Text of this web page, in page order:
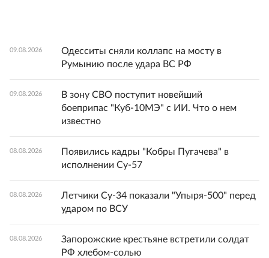
09.08.2026
Одесситы сняли коллапс на мосту в
Румынию после удара ВС РФ
09.08.2026
В зону СВО поступит новейший
боеприпас "Куб-10МЭ" с ИИ. Что о нем
известно
08.08.2026
Появились кадры "Кобры Пугачева" в
исполнении Су-57
08.08.2026
Летчики Су-34 показали "Упыря-500" перед
ударом по ВСУ
08.08.2026
Запорожские крестьяне встретили солдат
РФ хлебом-солью